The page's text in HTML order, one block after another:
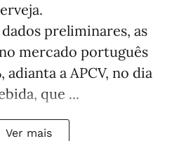
preliminares, as
mercado português
adianta a APCV, no dia
que ...
Ver mais